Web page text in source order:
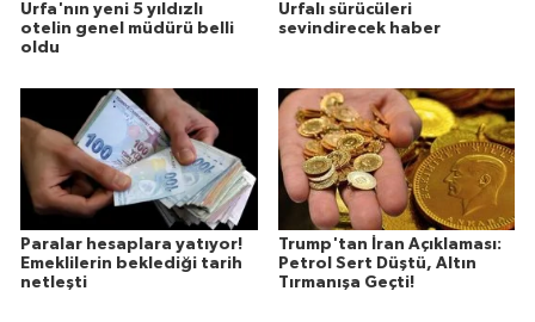
Urfa'nın yeni 5 yıldızlı
otelin genel müdürü belli
oldu
Urfalı sürücüleri
sevindirecek haber
Paralar hesaplara yatıyor!
Emeklilerin beklediği tarih
netleşti
Trump'tan İran Açıklaması:
Petrol Sert Düştü, Altın
Tırmanışa Geçti!